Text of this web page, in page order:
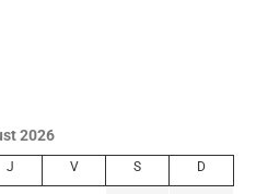
2026
J V S D